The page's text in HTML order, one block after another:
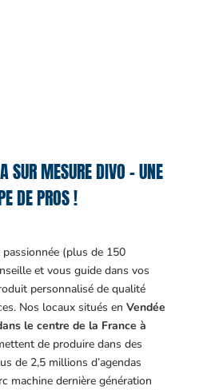
SUR MESURE DIVO – UNE
DE PROS !
(plus de 150
et vous guide dans vos
personnalisé de qualité
Nos locaux situés en Vendée
le centre de la France à
de produire dans des
de 2,5 millions d’agendas
machine dernière génération